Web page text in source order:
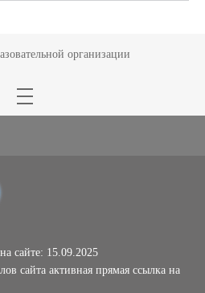
организации
сайте: 15.09.2025
сайта активная прямая ссылка на